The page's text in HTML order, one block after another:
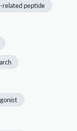
related peptide